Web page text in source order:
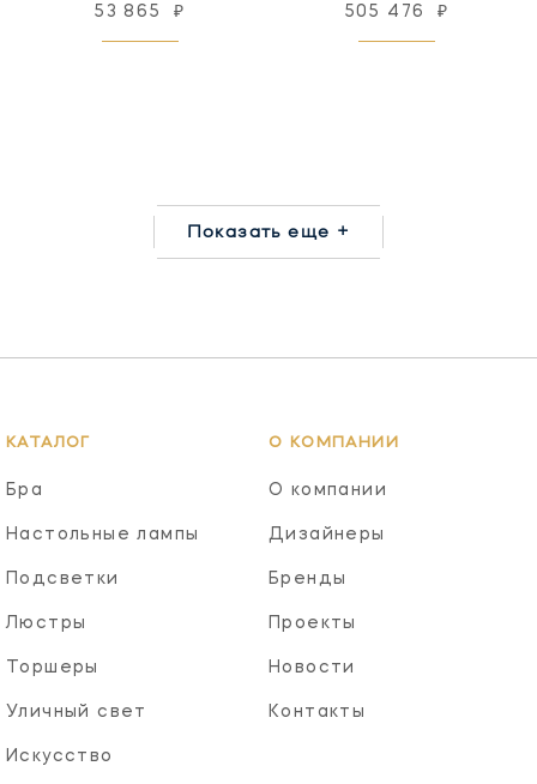
53 865 ₽ 505 476 ₽
Показать еще +
КАТАЛОГ
Бра
Настольные лампы
Подсветки
Люстры
Торшеры
Уличный свет
Искусство
О КОМПАНИИ
О компании
Дизайнеры
Бренды
Проекты
Новости
Контакты